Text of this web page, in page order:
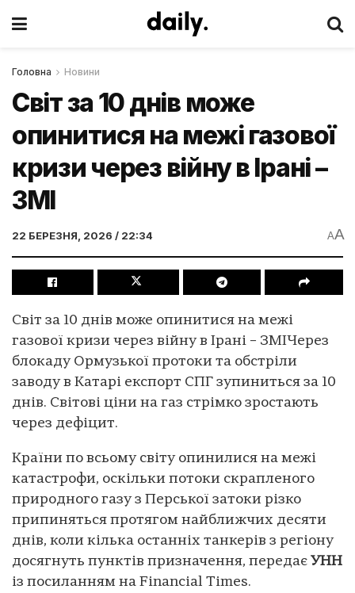
Головна Новини
Світ за 10 днів може
опинитися на межі газової
кризи через війну в Ірані –
ЗМІ
22 БЕРЕЗНЯ, 2026 / 22:34 AA
Світ за 10 днів може опинитися на межі
газової кризи через війну в Ірані – ЗМІЧерез
блокаду Ормузької протоки та обстріли
заводу в Катарі експорт СПГ зупиниться за 10
днів. Світові ціни на газ стрімко зростають
через дефіцит.
Країни по всьому світу опинилися на межі
катастрофи, оскільки потоки скрапленого
природного газу з Перської затоки різко
припиняться протягом найближчих десяти
днів, коли кілька останніх танкерів з регіону
досягнуть пунктів призначення, передає УНН
із посиланням на Financial Times.